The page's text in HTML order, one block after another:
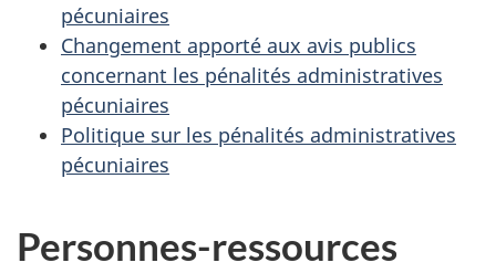
pécuniaires
Changement apporté aux avis publics
concernant les pénalités administratives
pécuniaires
Politique sur les pénalités administratives
pécuniaires
Personnes-ressources